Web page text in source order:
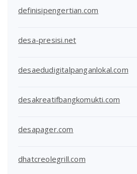
definisipengertian.com
desa-presisi.net
desaedudigitalpanganlokal.com
desakreatifbangkomukti.com
desapager.com
dhatcreolegrill.com